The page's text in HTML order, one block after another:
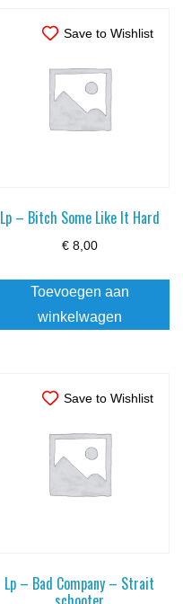
Save to Wishlist
Lp – Bitch Some Like It Hard
€8,00
Toevoegen aan
winkelwagen
Save to Wishlist
Lp – Bad Company – Strait